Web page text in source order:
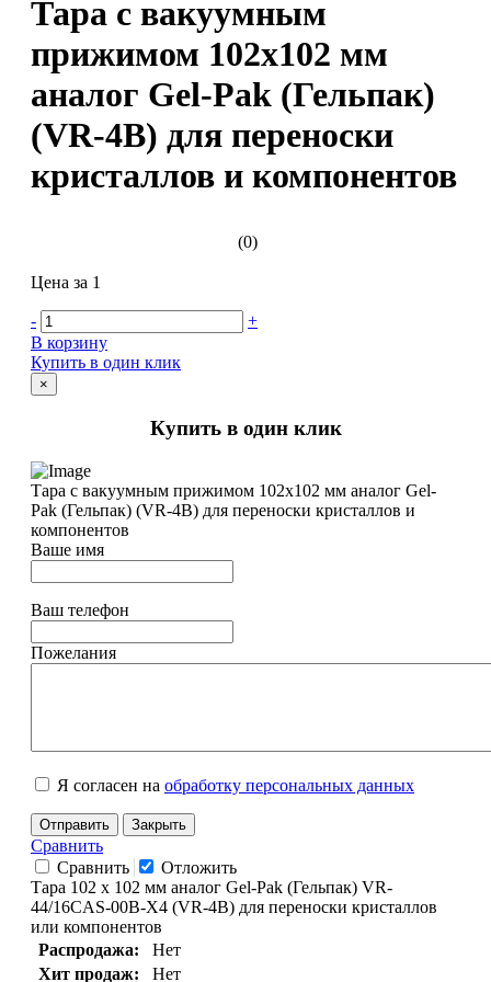
Тара с вакуумным
прижимом 102х102 мм
аналог Gel-Pak (Гельпак)
(VR-4В) для переноски
кристаллов и компонентов
(0)
Цена за 1
-
+
В корзину
Купить в один клик
×
Купить в один клик
Тара с вакуумным прижимом 102х102 мм аналог Gel-
Pak (Гельпак) (VR-4В) для переноски кристаллов и
компонентов
Ваше имя
Ваш телефон
Пожелания
Я согласен на обработку персональных данных
Отправить Закрыть
Сравнить
Сравнить
Отложить
Тара 102 х 102 мм аналог Gel-Pak (Гельпак) VR-
44/16CAS-00B-X4 (VR-4B) для переноски кристаллов
или компонентов
Распродажа:
Нет
Хит продаж:
Нет